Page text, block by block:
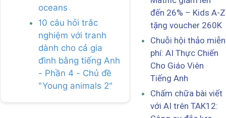
oceans
10 câu hỏi trắc
nghiệm với tranh
dành cho cả gia
đình bằng tiếng Anh
- Phần 4 - Chủ đề
"Young animals 2"
đến 26% – Kids A-Z
tặng voucher 260K
Chuỗi hội thảo miễn
phí: AI Thực Chiến
Cho Giáo Viên
Tiếng Anh
Chấm chữa bài viết
với AI trên TAK12: